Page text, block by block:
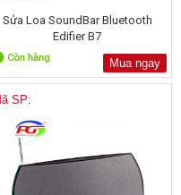
Sửa Loa SoundBar Bluetooth
Edifier B7
Mua ngay
SP: